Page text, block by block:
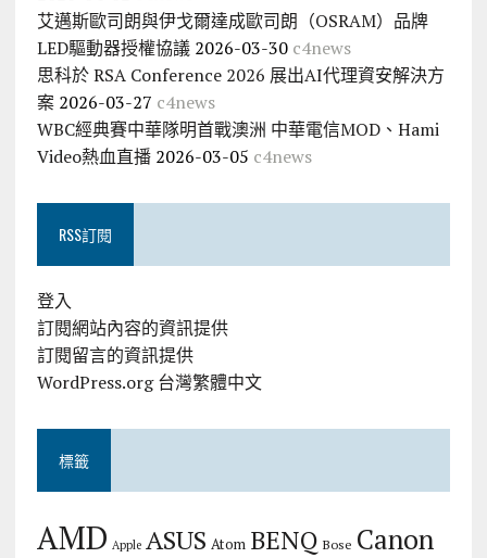
艾邁斯歐司朗與伊戈爾達成歐司朗（OSRAM）品牌
LED驅動器授權協議 2026-03-30 c4news
思科於 RSA Conference 2026 展出AI代理資安解決方
案 2026-03-27 c4news
WBC經典賽中華隊明首戰澳洲 中華電信MOD、Hami
Video熱血直播 2026-03-05 c4news
RSS訂閱
登入
訂閱網站內容的資訊提供
訂閱留言的資訊提供
WordPress.org 台灣繁體中文
標籤
AMD Apple ASUS Atom BENQ Bose Canon